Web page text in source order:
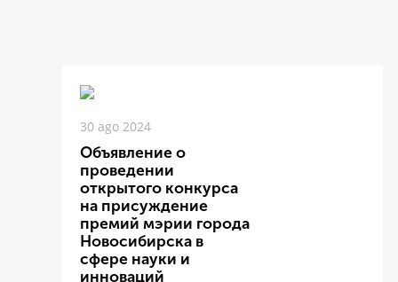
30 ago 2024
Объявление о
проведении
открытого конкурса
на присуждение
премий мэрии города
Новосибирска в
сфере науки и
инноваций